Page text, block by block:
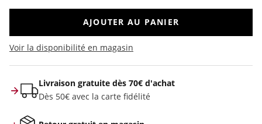
AJOUTER AU PANIER
Voir la disponibilité en magasin
Livraison gratuite dès 70€ d'achat
Dès 50€ avec la carte fidélité